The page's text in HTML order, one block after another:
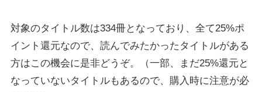
対象のタイトル数は334冊となっており、全て25%ポ
イント還元なので、読んでみたかったタイトルがある
方はこの機会に是非どうぞ。（一部、まだ25%還元と
なっていないタイトルもあるので、購入時に注意が必